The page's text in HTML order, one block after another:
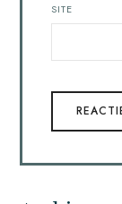
SITE